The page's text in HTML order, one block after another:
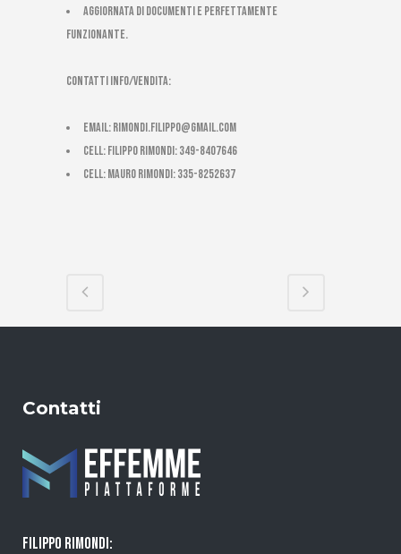
AGGIORNATA DI DOCUMENTI E PERFETTAMENTE
FUNZIONANTE.
CONTATTI INFO/VENDITA:
email:rimondi.filippo@gmail.com
cell: Filippo Rimondi: 349-8407646
cell: Mauro Rimondi: 335-8252637
Contatti
FILIPPO RIMONDI: